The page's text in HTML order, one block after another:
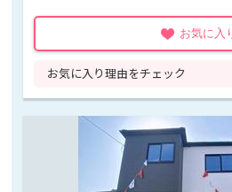
お気に入
お気に入り理由をチェック